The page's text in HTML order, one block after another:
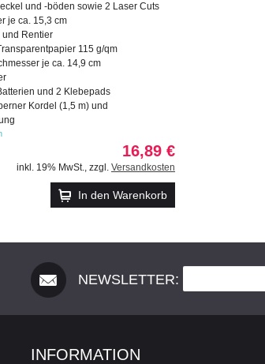
und -böden sowie 2 Laser Cuts
je ca. 15,3 cm
und Rentier
115 g/qm
je ca. 14,9 cm
und 2 Klebepads
Kordel (1,5 m) und
16,89 €
inkl. 19% MwSt., zzgl. Versandkosten
In den Warenkorb
NEWSLETTER:
INFORMATION